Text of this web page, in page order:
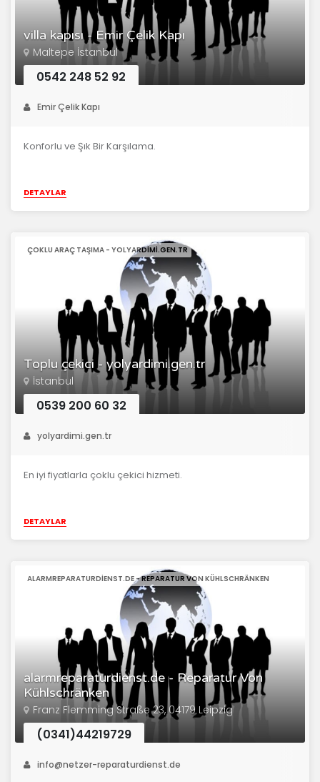
villa kapısı - Emir Çelik Kapı
Maltepe İstanbul
0542 248 52 92
Emir Çelik Kapı
Konforlu ve Şık Bir Karşılama.
DETAYLAR
Toplu çekici - yolyardimi.gen.tr
ÇOKLU ARAÇ TAŞIMA - YOLYARDIMI.GEN.TR
İstanbul
0539 200 60 32
yolyardimi.gen.tr
En iyi fiyatlarla çoklu çekici hizmeti.
DETAYLAR
alarmreparaturdienst.de - Reparatur Von
Kühlschränken
ALARMREPARATURDIENST.DE - REPARATUR VON KÜHLSCHRÄNKEN
Franz Flemming Straße 23, 04179 Leipzig
(0341)44219729
info@netzer-reparaturdienst.de